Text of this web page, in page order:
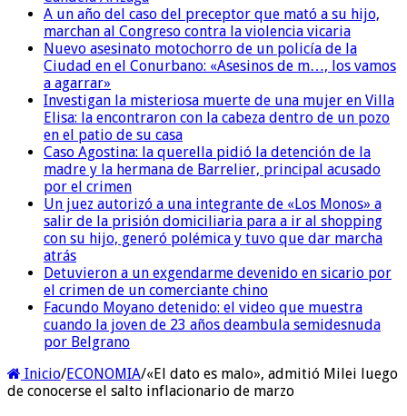
A un año del caso del preceptor que mató a su hijo,
marchan al Congreso contra la violencia vicaria
Nuevo asesinato motochorro de un policía de la
Ciudad en el Conurbano: «Asesinos de m…, los vamos
a agarrar»
Investigan la misteriosa muerte de una mujer en Villa
Elisa: la encontraron con la cabeza dentro de un pozo
en el patio de su casa
Caso Agostina: la querella pidió la detención de la
madre y la hermana de Barrelier, principal acusado
por el crimen
Un juez autorizó a una integrante de «Los Monos» a
salir de la prisión domiciliaria para a ir al shopping
con su hijo, generó polémica y tuvo que dar marcha
atrás
Detuvieron a un exgendarme devenido en sicario por
el crimen de un comerciante chino
Facundo Moyano detenido: el video que muestra
cuando la joven de 23 años deambula semidesnuda
por Belgrano
Inicio/ECONOMIA/«El dato es malo», admitió Milei luego
de conocerse el salto inflacionario de marzo